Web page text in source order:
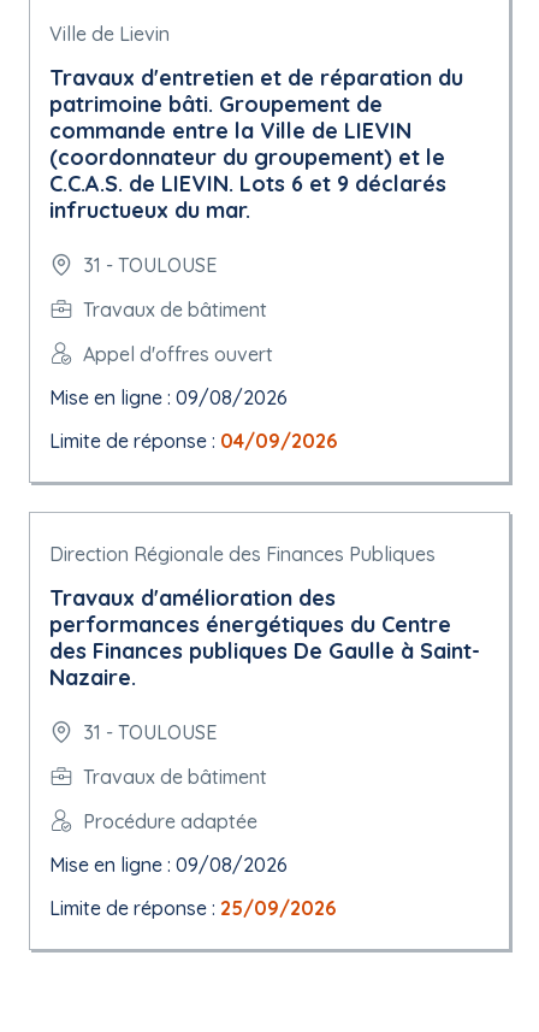
Ville de Lievin
Travaux d'entretien et de réparation du
patrimoine bâti. Groupement de
commande entre la Ville de LIEVIN
(coordonnateur du groupement) et le
C.C.A.S. de LIEVIN. Lots 6 et 9 déclarés
infructueux du mar.
31 - TOULOUSE
Travaux de bâtiment
Appel d'offres ouvert
Mise en ligne : 09/08/2026
Limite de réponse : 04/09/2026
Direction Régionale des Finances Publiques
Travaux d'amélioration des
performances énergétiques du Centre
des Finances publiques De Gaulle à Saint-
Nazaire.
31 - TOULOUSE
Travaux de bâtiment
Procédure adaptée
Mise en ligne : 09/08/2026
Limite de réponse : 25/09/2026